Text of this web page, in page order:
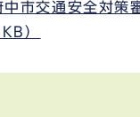
市交通安全対策
）